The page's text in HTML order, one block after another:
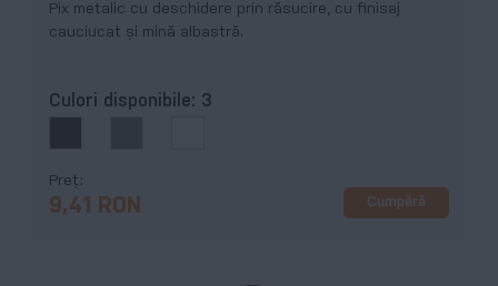
Pix metalic cu deschidere prin răsucire, cu finisaj
cauciucat și mină albastră.
Culori disponibile: 3
Preț
9,41 RON Cumpără